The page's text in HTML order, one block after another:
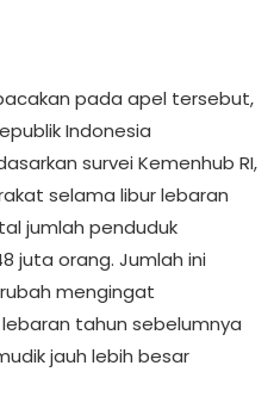
pada apel tersebut,
Indonesia
survei Kemenhub RI,
selama libur lebaran
jumlah penduduk
juta orang. Jumlah ini
mengingat
tahun sebelumnya
jauh lebih besar